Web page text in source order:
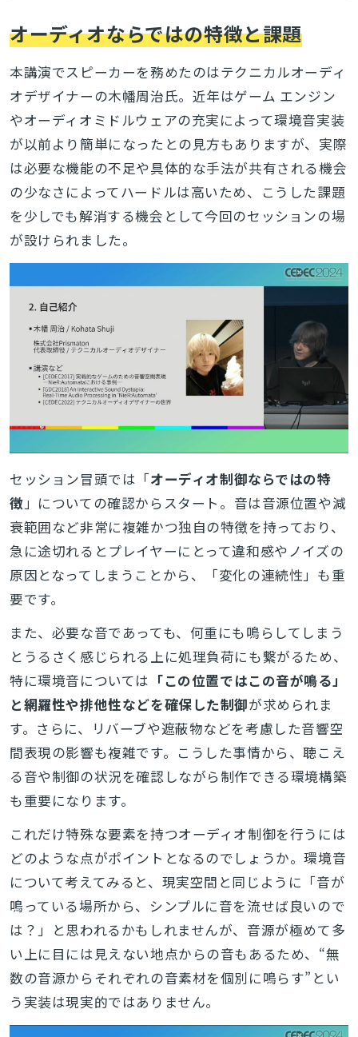
オーディオならではの特徴と課題
本講演でスピーカーを務めたのはテクニカルオーディ
オデザイナーの木幡周治氏。近年はゲーム エンジン
やオーディオミドルウェアの充実によって環境音実装
が以前より簡単になったとの見方もありますが、実際
は必要な機能の不足や具体的な手法が共有される機会
の少なさによってハードルは高いため、こうした課題
を少しでも解消する機会として今回のセッションの場
が設けられました。
セッション冒頭では「オーディオ制御ならではの特
徴 」についての確認からスタート。音は音源位置や減
衰範囲など非常に複雑かつ独自の特徴を持っており、
急に途切れるとプレイヤーにとって違和感やノイズの
原因となってしまうことから、「変化の連続性」も重
要です。
また、必要な音であっても、何重にも鳴らしてしまう
とうるさく感じられる上に処理負荷にも繋がるため、
特に環境音については 「この位置ではこの音が鳴る」
と網羅性や排他性などを確保した制御が求められま
す。さらに、リバーブや遮蔽物などを考慮した音響空
間表現の影響も複雑です。こうした事情から、聴こえ
る音や制御の状況を確認しながら制作できる環境構築
も重要になります。
これだけ特殊な要素を持つオーディオ制御を行うには
どのような点がポイントとなるのでしょうか。環境音
について考えてみると、現実空間と同じように「音が
鳴っている場所から、シンプルに音を流せば良いので
は？」と思われるかもしれませんが、音源が極めて多
い上に目には見えない地点からの音もあるため、“無
数の音源からそれぞれの音素材を個別に鳴らす”とい
う実装は現実的ではありません。